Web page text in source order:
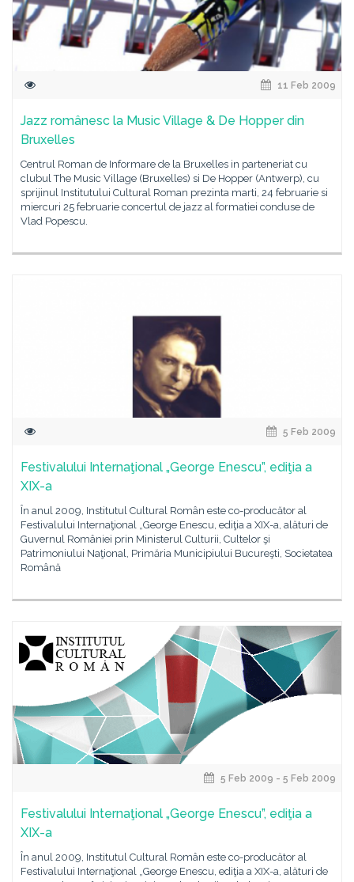
11 Feb 2009
Jazz românesc la Music Village & De Hopper din
Bruxelles
Centrul Roman de Informare de la Bruxelles in parteneriat cu
clubul The Music Village (Bruxelles) si De Hopper (Antwerp), cu
sprijinul Institutului Cultural Roman prezinta marti, 24 februarie si
miercuri 25 februarie concertul de jazz al formatiei conduse de
Vlad Popescu.
5 Feb 2009
Festivalului Internaţional „George Enescu”, ediţia a
XIX-a
În anul 2009, Institutul Cultural Român este co-producător al
Festivalului Internaţional „George Enescu, ediţia a XIX-a, alături de
Guvernul României prin Ministerul Culturii, Cultelor şi
Patrimoniului Naţional, Primăria Municipiului Bucureşti, Societatea
Română
5 Feb 2009 - 5 Feb 2009
Festivalului Internaţional „George Enescu”, ediţia a
XIX-a
În anul 2009, Institutul Cultural Român este co-producător al
Festivalului Internaţional „George Enescu, ediţia a XIX-a, alături de